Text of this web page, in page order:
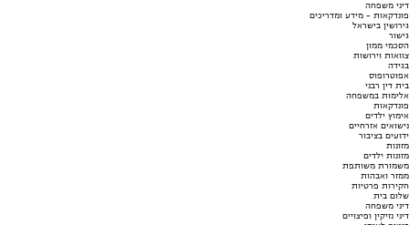
דיני משפחה
פונדקאות - מידע ומדריכים
גירושין בישראל
גישור
הסכמי ממון
צוואות וירושות
בגידה
אפוטרופוס
בית דין רבני
אלימות במשפחה
פונדקאות
אימוץ ילדים
נישואים אזרחיים
ידועים בציבור
מזונות
מזונות ילדים
משמורת משותפת
ממזר ואבהות
חקירות פרטיות
שלום בית
דיני משפחה
דיני נזיקין ופיצויים